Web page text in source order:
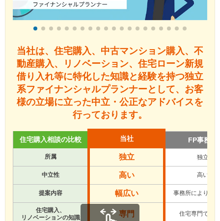
当社は、住宅購入、中古マンション購入、不
動産購入、
リノベーション、住宅ローン新規
借り入れ等に特化した知識と経験を持つ独立
系ファイナンシャルプランナーとして、 お客
様の立場に立った中立・公正なアドバイスを
行っております。
住宅購入相談の比較 当社 FP事務所
所属 独立 独立
中立性 高い 高い
提案内容 幅広い 事務所により違
住宅購入、
リノベーションの知識
専門 住宅専門では